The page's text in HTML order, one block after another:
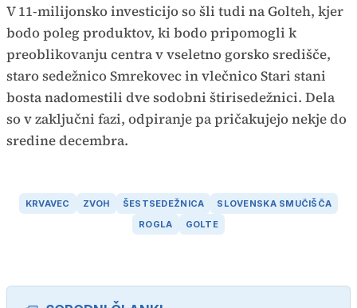
V 11-milijonsko investicijo so šli tudi na Golteh, kjer
bodo poleg produktov, ki bodo pripomogli k
preoblikovanju centra v vseletno gorsko središče,
staro sedežnico Smrekovec in vlečnico Stari stani
bosta nadomestili dve sodobni štirisedežnici. Dela
so v zaključni fazi, odpiranje pa pričakujejo nekje do
sredine decembra.
KRVAVEC ZVOH ŠESTSEDEŽNICA
SLOVENSKA SMUČIŠČA
ROGLA
GOLTE